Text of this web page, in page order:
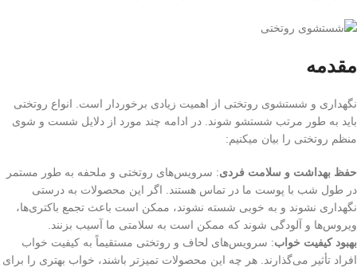
مقدمه
نگهداری و شستشوی روتختی از اهمیت زیادی برخوردار است. انواع روتختی
باید به طور مرتب شستشو شوند. در ادامه چند مورد از دلایل شست و شوی
منظم روتختی را بیان میکنیم:
حفظ بهداشت و سلامت فردی: سرویس‌های روتختی و ملحفه به طور مستمر
در طول شب با پوست ما در تماس هستند. اگر این محصولات به درستی
نگهداری نشوند و به خوبی شسته نشوند، ممکن است باعث تجمع باکتری‌ها،
ویروس‌ها و آلودگی شوند که ممکن است به سلامتی ما آسیب بزنند.
بهبود کیفیت خواب: سرویس‌های لحاف و روتختی مستقیماً به کیفیت خواب
افراد تأثیر می‌گذارند. هر چه این محصولات تمیز‌تر باشند، خواب بهتری را برای